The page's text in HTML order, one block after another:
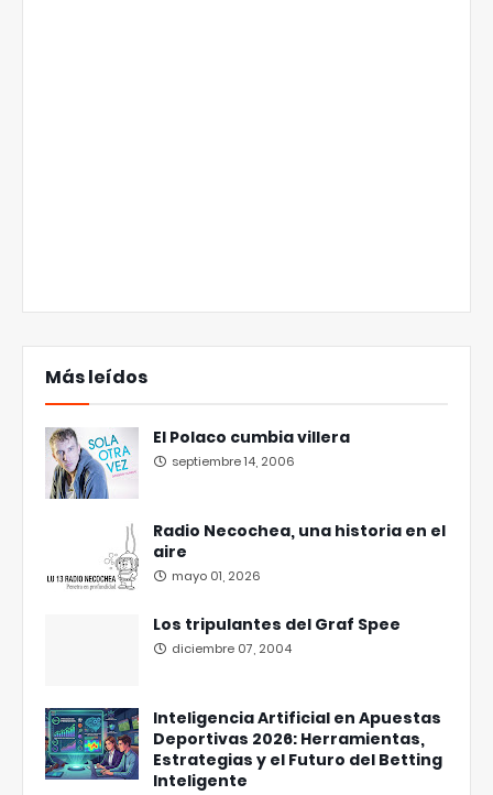
Más leídos
El Polaco cumbia villera
septiembre 14, 2006
Radio Necochea, una historia en el
aire
mayo 01, 2026
Los tripulantes del Graf Spee
diciembre 07, 2004
Inteligencia Artificial en Apuestas
Deportivas 2026: Herramientas,
Estrategias y el Futuro del Betting
Inteligente